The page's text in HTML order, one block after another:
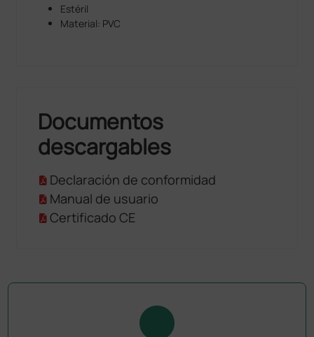
Estéril
Material: PVC
Documentos
descargables
Declaración de conformidad
Manual de usuario
Certificado CE